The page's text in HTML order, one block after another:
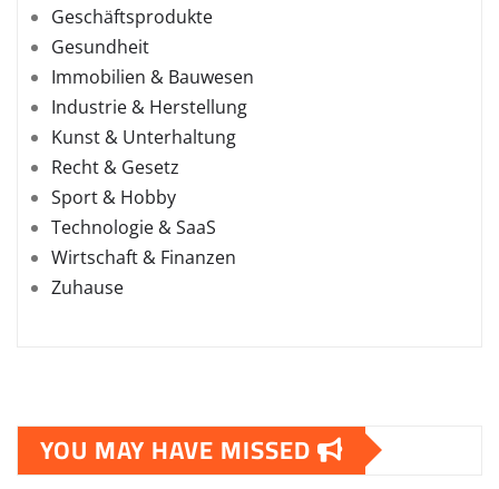
Geschäftsprodukte
Gesundheit
Immobilien & Bauwesen
Industrie & Herstellung
Kunst & Unterhaltung
Recht & Gesetz
Sport & Hobby
Technologie & SaaS
Wirtschaft & Finanzen
Zuhause
YOU MAY HAVE MISSED